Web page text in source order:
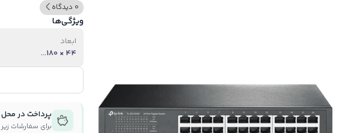
0 دیدگاه
ویژگی‌ها
ابعاد
44 × 180...
پرداخت در محل
برای سفارشات زیر ۳ میلیون تومان پرداخت در محل فعال است.